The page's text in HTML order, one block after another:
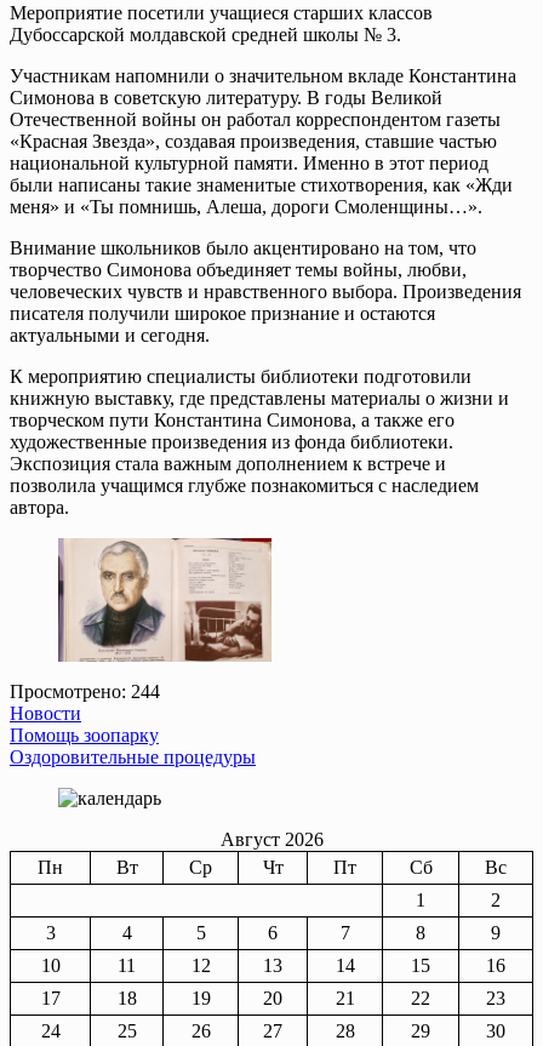
Мероприятие посетили учащиеся старших классов
Дубоссарской молдавской средней школы № 3.
Участникам напомнили о значительном вкладе Константина
Симонова в советскую литературу. В годы Великой
Отечественной войны он работал корреспондентом газеты
«Красная Звезда», создавая произведения, ставшие частью
национальной культурной памяти. Именно в этот период
были написаны такие знаменитые стихотворения, как «Жди
меня» и «Ты помнишь, Алеша, дороги Смоленщины…».
Внимание школьников было акцентировано на том, что
творчество Симонова объединяет темы войны, любви,
человеческих чувств и нравственного выбора. Произведения
писателя получили широкое признание и остаются
актуальными и сегодня.
К мероприятию специалисты библиотеки подготовили
книжную выставку, где представлены материалы о жизни и
творческом пути Константина Симонова, а также его
художественные произведения из фонда библиотеки.
Экспозиция стала важным дополнением к встрече и
позволила учащимся глубже познакомиться с наследием
автора.
Просмотрено: 244
Новости
Навигация
по
записям
Помощь зоопарку
Оздоровительные процедуры
Август 2026
Пн
Вт Ср Чт Пт Сб
Вс
1
2
3
4 5 6 7 8
9
10
11 12 13 14 15
16
17
18 19 20 21 22
23
24
25 26 27 28 29
30